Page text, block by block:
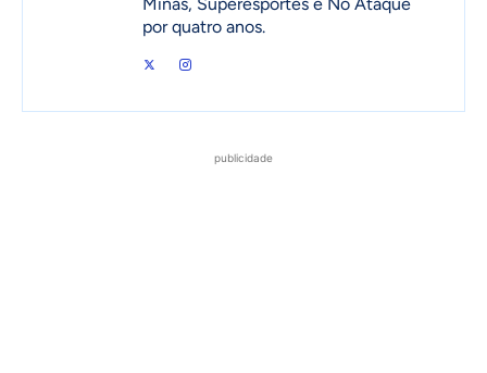
por quatro anos.
publicidade